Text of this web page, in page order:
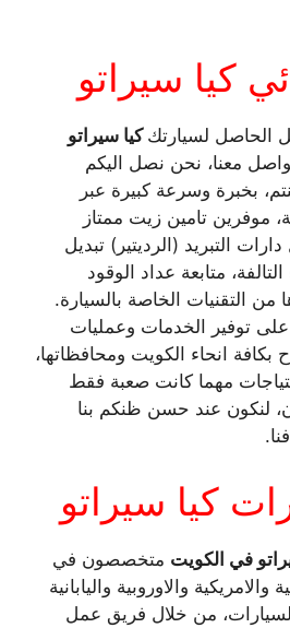
كيا سيراتو
الحاصل لسيارتك كيا سيراتو
معنا، نحن نصل اليكم
بخبرة وسرعة كبيرة عبر
موفرين تامين زيت ممتاز
التبريد (الرديتير) تبديل
متابعة عداد الوقود
من التقنيات الخاصة بالسيارة.
توفير الخدمات وعمليات
بكافة انحاء الكويت ومحافظاتها،
مهما كانت صعبة فقط
لنكون عند حسن ظنكم بنا
كيا سيراتو
في الكويت متخصصون في
والامريكية والاوروبية واليابانية
السيارات، من خلال فريق عمل